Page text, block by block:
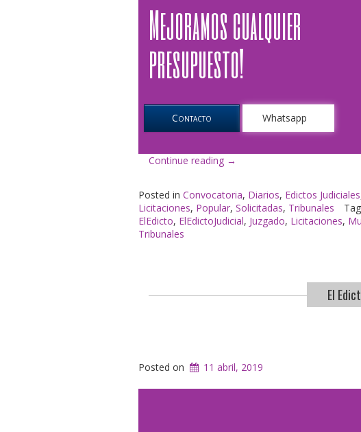
Mejoramos cualquier
presupuesto!
Contacto Whatsapp
Continue reading «El
Popular»
→
Posted in Convocatoria, Diarios, Edictos Judiciales
Licitaciones, Popular, Solicitadas, Tribunales
ElEdicto, ElEdictoJudicial, Juzgado, Licitaciones,
Tribunales
El
Posted on 11 abril, 2019